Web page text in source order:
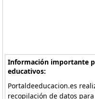
Información importante
educativos:
Portaldeeducacion.es
recopilación de datos